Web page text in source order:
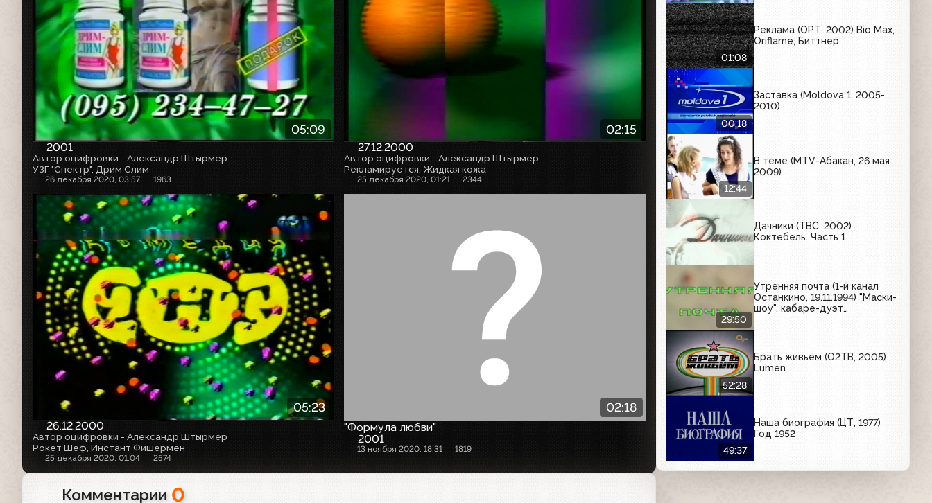
05:09
2001
Автор оцифровки - Александр Штырмер
УЗГ "Спектр", Дрим Слим
26 декабря 2020, 03:57 1963
02:15
27.12.2000
Автор оцифровки - Александр Штырмер
Рекламируется: Жидкая кожа
25 декабря 2020, 01:21 2344
05:23
26.12.2000
Автор оцифровки - Александр Штырмер
Рокет Шеф, Инстант Фишермен
25 декабря 2020, 01:04 2574
02:18
"Формула любви"
2001
13 ноября 2020, 18:31 1819
Комментарии 0
01:08
Реклама (ОРТ, 2002) Bio Max,
Oriflame, Биттнер
00:18
Заставка (Moldova 1, 2005-
2010)
12:44
В теме (MTV-Абакан, 26 мая
2009)
Дачники (ТВС, 2002)
Коктебель. Часть 1
29:50
Утренняя почта (1-й канал
Останкино, 19.11.1994) "Маски-
шоу", кабаре-дуэт
52:28
Брать живьём (О2ТВ, 2005)
Lumen
49:37
Наша биография (ЦТ, 1977)
Год 1952